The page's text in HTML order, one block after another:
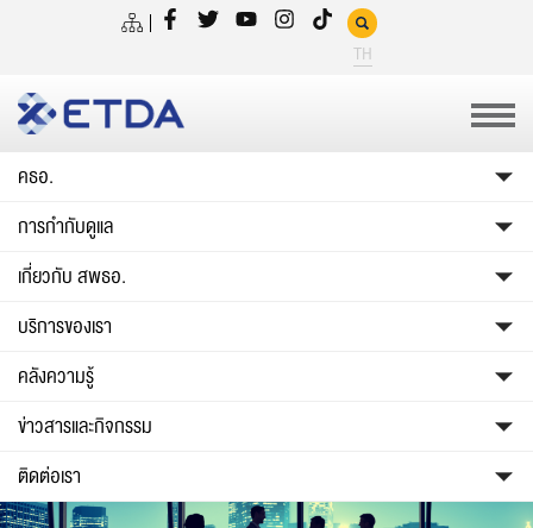
TH
คธอ.
การกำกับดูแล
เกี่ยวกับ สพธอ.
บริการของเรา
คลังความรู้
ข่าวสารและกิจกรรม
ติดต่อเรา